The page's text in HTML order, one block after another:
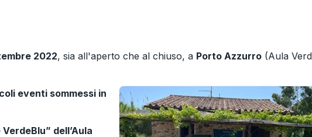
2022, sia all'aperto che al chiuso, a Porto Azzurro (Aula
eventi sommessi in
dell’Aula